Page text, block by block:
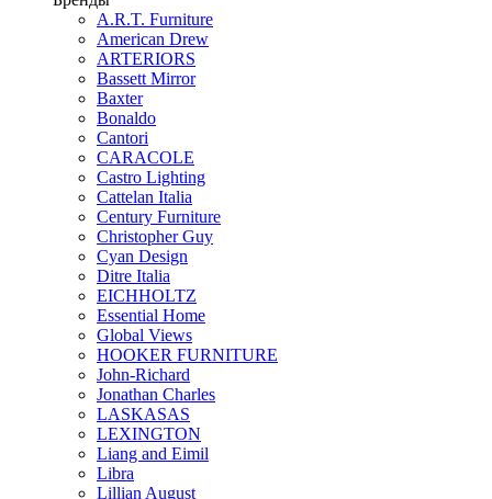
A.R.T. Furniture
American Drew
ARTERIORS
Bassett Mirror
Baxter
Bonaldo
Cantori
CARACOLE
Castro Lighting
Cattelan Italia
Century Furniture
Christopher Guy
Cyan Design
Ditre Italia
EICHHOLTZ
Essential Home
Global Views
HOOKER FURNITURE
John-Richard
Jonathan Charles
LASKASAS
LEXINGTON
Liang and Eimil
Libra
Lillian August